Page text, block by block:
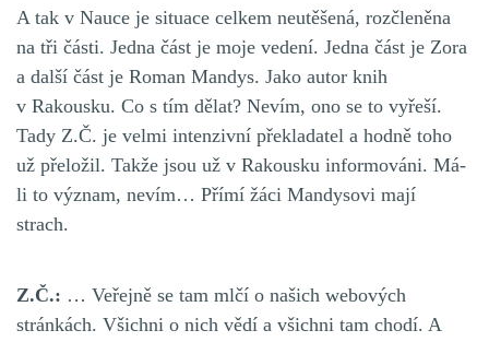
A tak v Nauce je situace celkem neutěšená, rozčleněna
na tři části. Jedna část je moje vedení. Jedna část je Zora
a další část je Roman Mandys. Jako autor knih
v Rakousku. Co s tím dělat? Nevím, ono se to vyřeší.
Tady Z.Č. je velmi intenzivní překladatel a hodně toho
už přeložil. Takže jsou už v Rakousku informováni. Má-
li to význam, nevím… Přímí žáci Mandysovi mají
strach.
Z.Č.: … Veřejně se tam mlčí o našich webových
stránkách. Všichni o nich vědí a všichni tam chodí. A